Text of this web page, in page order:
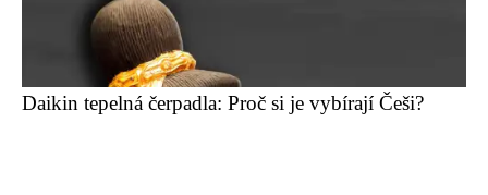
Daikin tepelná čerpadla: Proč si je vybírají Češi?